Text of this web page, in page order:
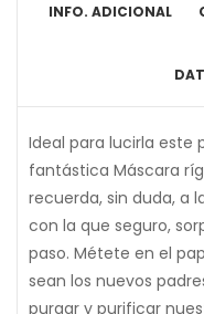
INFO. ADICIONAL
Ideal para lucirla este
fantástica Máscara
recuerda, sin duda, a
con la que seguro,
paso. Métete en el
sean los nuevos
purgar y purificar